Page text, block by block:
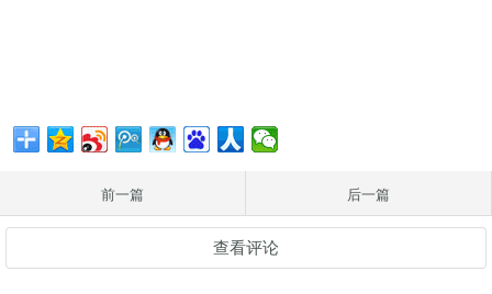
前一篇 后一篇
查看评论